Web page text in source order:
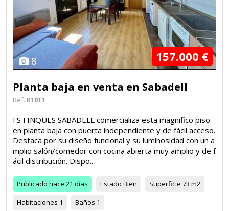
8 157.000 €
Planta baja en venta en Sabadell
Ref. R1011
FS FINQUES SABADELL comercializa esta magnifico piso
en planta baja con puerta independiente y de fácil acceso.
Destaca por su diseño funcional y su luminosidad con un a
mplio salón/comedor con cocina abierta muy amplio y de f
ácil distribución. Dispo...
Publicado hace 21 días Estado Bien Superficie 73 m2
Habitaciones 1 Baños 1